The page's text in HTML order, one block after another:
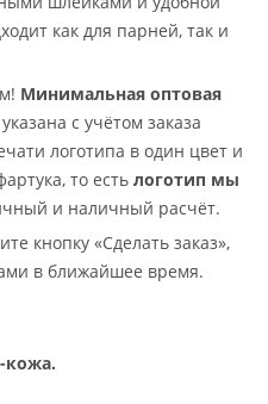
как для парней, так и
Минимальная оптовая
с учётом заказа
логотипа в один цвет и
то есть логотип мы
и наличный расчёт.
кнопку «Сделать заказ»,
в ближайшее время.
кожа.